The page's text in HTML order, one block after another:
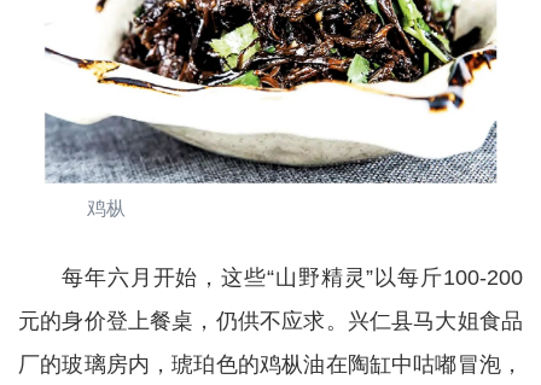
鸡枞
每年六月开始，这些“山野精灵”以每斤100-200
元的身价登上餐桌，仍供不应求。兴仁县马大姐食品
厂的玻璃房内，琥珀色的鸡枞油在陶缸中咕嘟冒泡，